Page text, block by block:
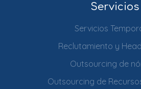
Servicios
Servicios
Reclutamiento y
Outsourcing de
Outsourcing de